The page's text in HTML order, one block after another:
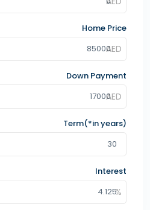
Home Price
Down Payment
Term(*in years)
Interest